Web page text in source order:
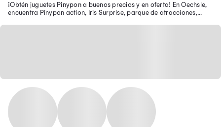
¡Obtén juguetes Pinypon a buenos precios y en oferta! En Oechsle,
encuentra Pinypon action, Iris Surprise, parque de atracciones,